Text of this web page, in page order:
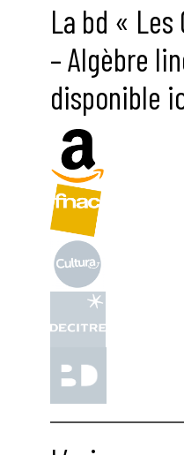
La bd « Les
– Algèbre
disponible